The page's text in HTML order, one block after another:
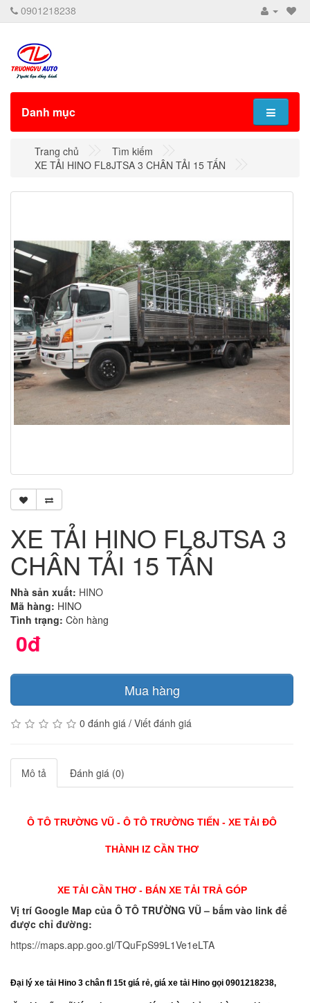
0901218238
Danh mục
Trang chủ
Tìm kiếm
XE TẢI HINO FL8JTSA 3 CHÂN TẢI 15 TẤN
XE TẢI HINO FL8JTSA 3
CHÂN TẢI 15 TẤN
Nhà sản xuất: HINO
Mã hàng: HINO
Tình trạng: Còn hàng
0đ
Mua hàng
0 đánh giá / Viết đánh giá
Mô tả Đánh giá (0)
Ô TÔ TRƯỜNG VŨ - Ô TÔ TRƯỜNG TIẾN - XE TẢI ĐÔ
THÀNH IZ CẦN THƠ
XE TẢI CẦN THƠ - BÁN XE TẢI TRẢ GÓP
Vị trí Google Map của Ô TÔ TRƯỜNG VŨ – bấm vào link để
được chỉ đường:
https://maps.app.goo.gl/TQuFpS99L1Ve1eLTA
Đại lý xe tải Hino 3 chân fl 15t giá rẻ, giá xe tải Hino gọi 0901218238,